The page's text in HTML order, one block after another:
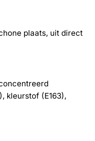
plaats, uit direct
kleurstof (E163),